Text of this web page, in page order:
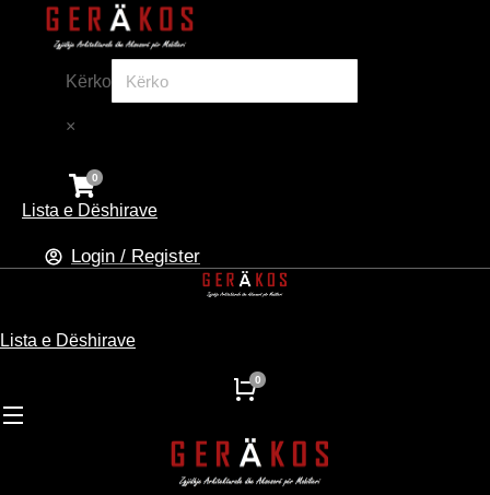
Kërko
×
Lista e Dëshirave
Login / Register
Lista e Dëshirave